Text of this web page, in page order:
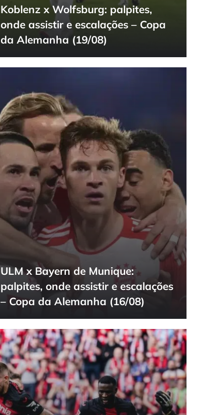
Koblenz x Wolfsburg: palpites,
onde assistir e escalações – Copa
da Alemanha (19/08)
ULM x Bayern de Munique:
palpites, onde assistir e escalações
– Copa da Alemanha (16/08)